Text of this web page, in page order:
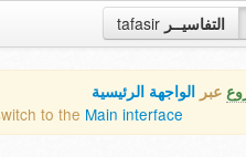
tafasir التفاسيــر
عبر الواجهة الرئيسية
to the Main interface